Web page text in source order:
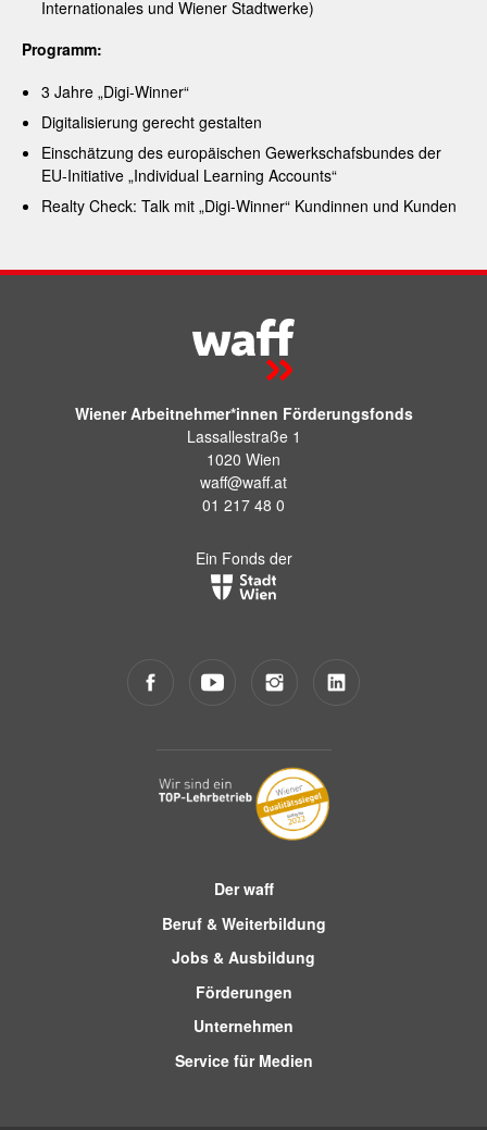
Internationales und Wiener Stadtwerke)
Programm:
3 Jahre „Digi-Winner“
Digitalisierung gerecht gestalten
Einschätzung des europäischen Gewerkschafsbundes der
EU-Initiative „Individual Learning Accounts“
Realty Check: Talk mit „Digi-Winner“ Kundinnen und Kunden
Wiener Arbeitnehmer*innen Förderungsfonds
Lassallestraße 1
1020 Wien
waff@waff.at
01 217 48 0
Ein Fonds der
Der waff
Beruf & Weiterbildung
Jobs & Ausbildung
Förderungen
Unternehmen
Service für Medien